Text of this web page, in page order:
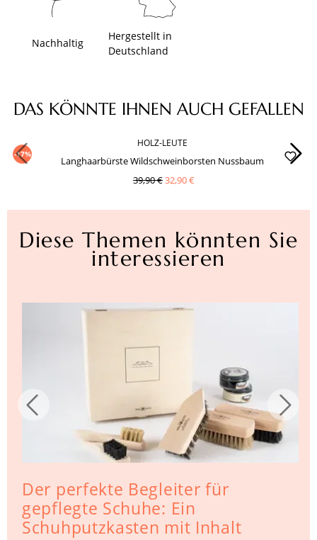
Nachhaltig
Hergestellt in
Deutschland
Produktgalerie überspringen
DAS KÖNNTE IHNEN AUCH GEFALLEN
-17%
HOLZ-LEUTE
Langhaarbürste Wildschweinborsten Nussbaum
39,90 €32,90 €
Diese Themen könnten Sie
interessieren
Der perfekte Begleiter für
gepflegte Schuhe: Ein
Schuhputzkasten mit Inhalt